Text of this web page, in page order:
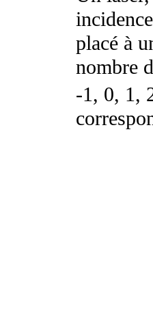
placé à
nombre
-1, 0, 1,